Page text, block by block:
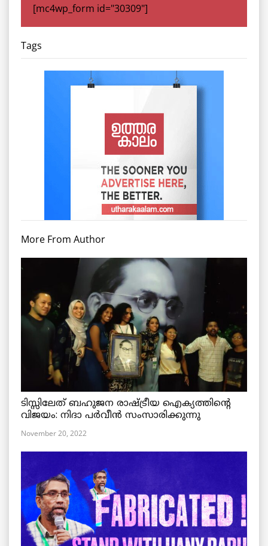
[mc4wp_form id="30309"]
Tags
More From Author
ടിസ്സിലേത് ബഹുജന രാഷ്ട്രീയ ഐക്യത്തിന്റെ
വിജയം: നിദാ പർവീൻ സംസാരിക്കുന്നു
November 20, 2022